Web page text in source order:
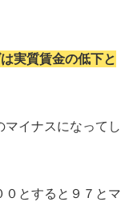
実質賃金の低下と
イナスになってし
０とすると９７とマ